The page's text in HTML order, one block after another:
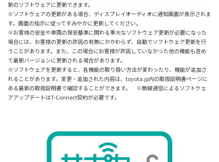
新のソフトウェアに更新できます。
※ソフトウェアの更新がある場合、ディスプレイオーディオに通知画面が表示されま
す。画面の指示に従ってすみやかに更新してください。
※お客様の安全や車両の保安基準に関わる重大なソフトウェア更新が必要になった
場合には、お客様の更新の許諾の有無にかかわらず、自動でソフトウェア更新を行
うことがあります。また、この場合にお客様が許諾していなかった他の機能も含め
て最新バージョンに更新される場合があります。
※ソフトウェアを更新すると、各機能の取り扱い方法が変わったり、機能が追加さ
れることがあります。変更・追加された内容は、toyota.jp内の取扱説明書ページに
ある最新の取扱説明書で確認することができます。 ※無線通信によるソフトウェ
アアップデートはT-Connect契約が必要です。